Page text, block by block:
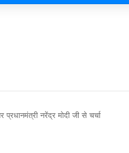
नरेंद्र मोदी जी से चर्चा